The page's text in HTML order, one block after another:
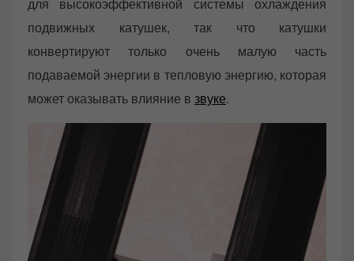
подвижных катушек, так что катушки
конвертируют только очень малую часть
подаваемой энергии в тепловую энергию, которая
может оказывать влияние в звуке.